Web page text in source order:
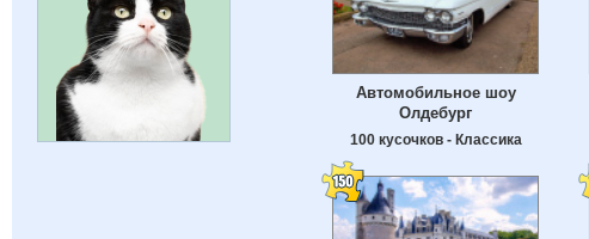
Автомобильное шоу
Олдебург
100 кусочков - Классика